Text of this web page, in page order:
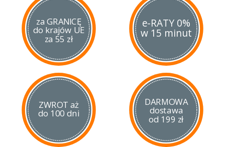
za GRANICĘ
do krajów UE
za 55 zł
e-RATY 0%
w 15 minut
ZWROT aż
do 100 dni
DARMOWA
dostawa
od 199 zł